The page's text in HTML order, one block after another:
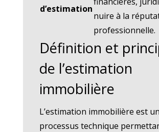
d’estimation
nuire à la
professionnelle.
Définition et
de l’estimation
immobilière
L’estimation immobilière est un
processus technique